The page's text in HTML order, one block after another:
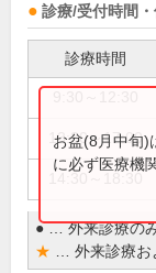
診療/受付時間・
診療時間
13:30～17:00
14:30～18:30
● … 外来診療の
★ … 外来診療お
お盆(8月中旬)
に必ず医療機